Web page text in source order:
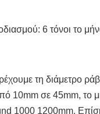
6 τόνοι το
τη διάμετρο
10mm σε 45mm, το
1000 1200mm.